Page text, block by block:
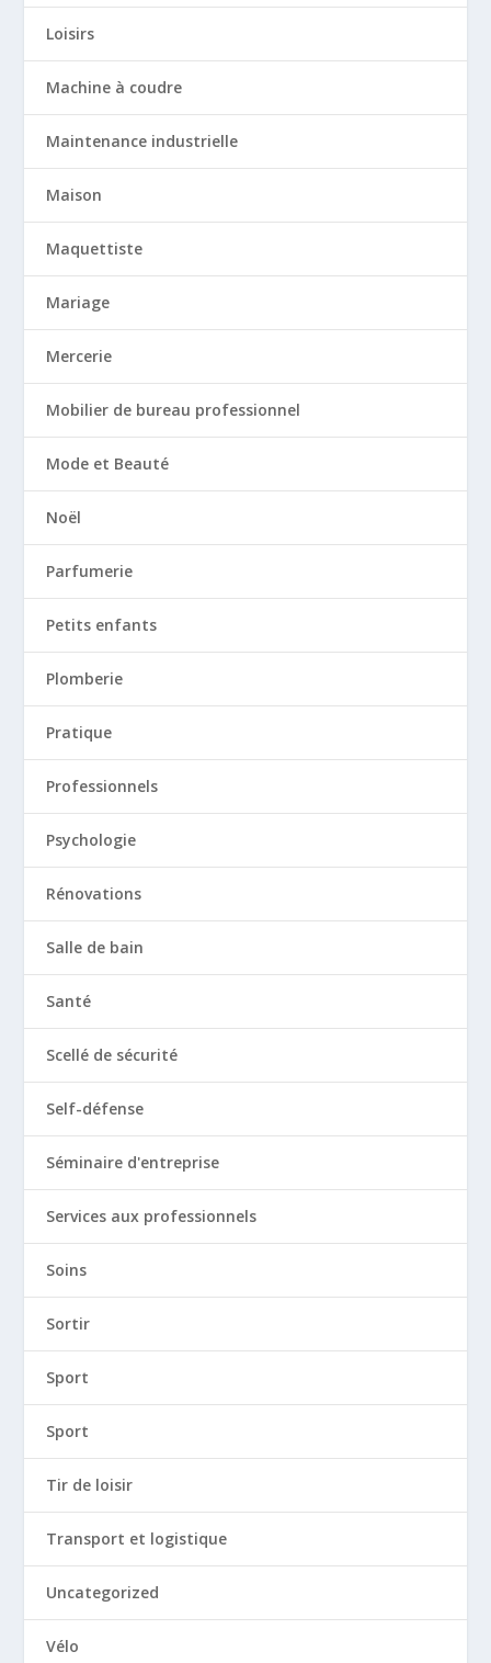
Loisirs
Machine à coudre
Maintenance industrielle
Maison
Maquettiste
Mariage
Mercerie
Mobilier de bureau professionnel
Mode et Beauté
Noël
Parfumerie
Petits enfants
Plomberie
Pratique
Professionnels
Psychologie
Rénovations
Salle de bain
Santé
Scellé de sécurité
Self-défense
Séminaire d'entreprise
Services aux professionnels
Soins
Sortir
Sport
Sport
Tir de loisir
Transport et logistique
Uncategorized
Vélo